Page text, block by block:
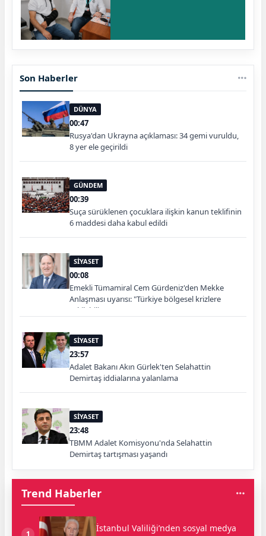
Son Haberler
DÜNYA
00:47
Rusya'dan Ukrayna açıklaması: 34 gemi vuruldu,
8 yer ele geçirildi
GÜNDEM
00:39
Suça sürüklenen çocuklara ilişkin kanun teklifinin
6 maddesi daha kabul edildi
SİYASET
00:08
Emekli Tümamiral Cem Gürdeniz'den Mekke
Anlaşması uyarısı: "Türkiye bölgesel krizlere
çekilebilir"
SİYASET
23:57
Adalet Bakanı Akın Gürlek'ten Selahattin
Demirtaş iddialarına yalanlama
SİYASET
23:48
TBMM Adalet Komisyonu'nda Selahattin
Demirtaş tartışması yaşandı
Trend Haberler
1
İstanbul Valiliği’nden sosyal medya